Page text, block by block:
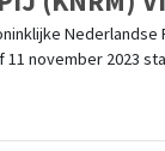
BESTAAN
Nederlandse
11 november 2023